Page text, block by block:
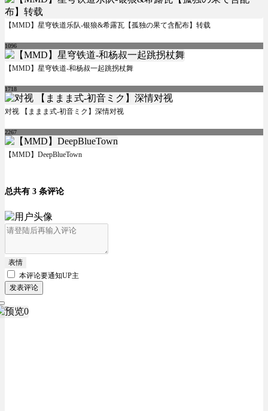
【MMD】星穹铁道乐队-银狼&希露瓦【孤独の果て含配布】转载
1096
【MMD】星穹铁道-和杨叔一起跳拐杖舞
1718
对视 【ままま式-初音ミク】深情对视
2267
【MMD】DeepBlueTown
总共有 3 条评论
表情
本评论要通知UP主
发表评论